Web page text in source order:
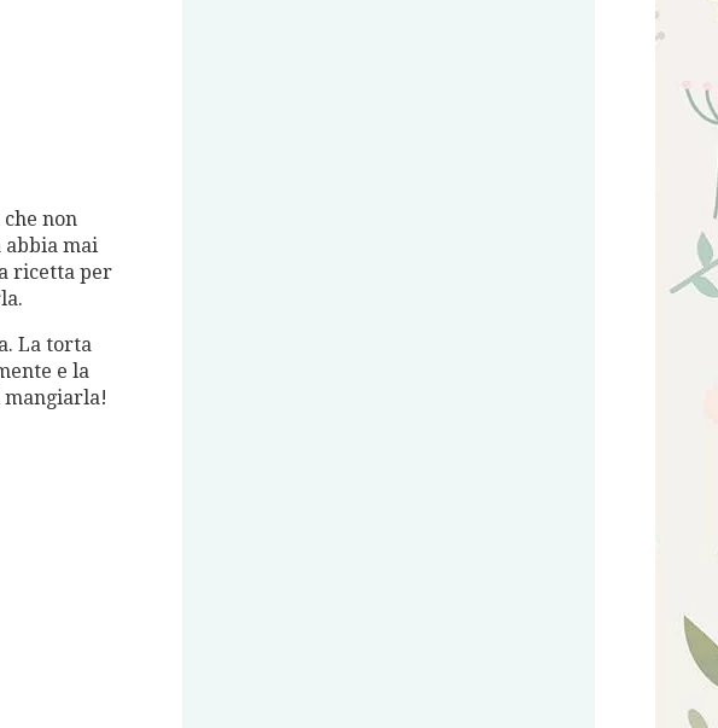
non
abbia mai
ricetta per
La torta
e la
mangiarla!